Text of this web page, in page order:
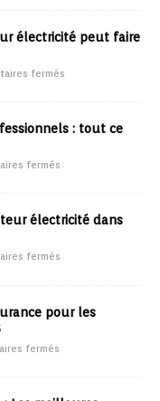
électricité peut faire
fermés
: tout ce
fermés
électricité dans
fermés
pour les
fermés